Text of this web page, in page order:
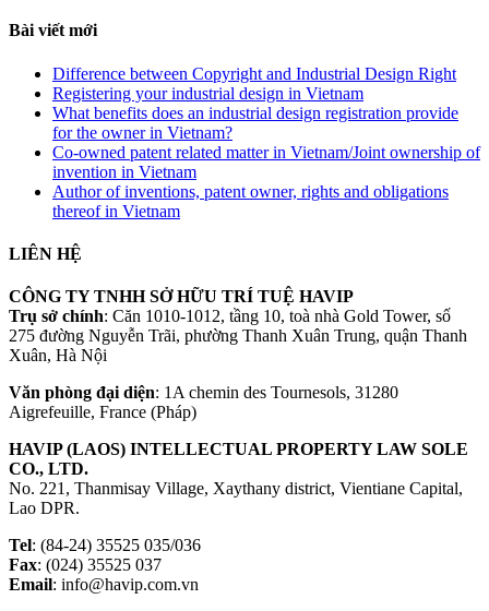
Bài viết mới
Difference between Copyright and Industrial Design Right
Registering your industrial design in Vietnam
What benefits does an industrial design registration provide
for the owner in Vietnam?
Co-owned patent related matter in Vietnam/Joint ownership of
invention in Vietnam
Author of inventions, patent owner, rights and obligations
thereof in Vietnam
LIÊN HỆ
CÔNG TY TNHH SỞ HỮU TRÍ TUỆ HAVIP
Trụ sở chính: Căn 1010-1012, tầng 10, toà nhà Gold Tower, số
275 đường Nguyễn Trãi, phường Thanh Xuân Trung, quận Thanh
Xuân, Hà Nội
Văn phòng đại diện: 1A chemin des Tournesols, 31280
Aigrefeuille, France (Pháp)
HAVIP (LAOS) INTELLECTUAL PROPERTY LAW SOLE
CO., LTD.
No. 221, Thanmisay Village, Xaythany district, Vientiane Capital,
Lao DPR.
Tel: (84-24) 35525 035/036
Fax: (024) 35525 037
Email: info@havip.com.vn